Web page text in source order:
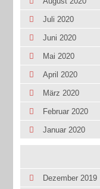
Juli 2020
Juni 2020
Mai 2020
April 2020
März 2020
Februar 2020
Januar 2020
Dezember 2019